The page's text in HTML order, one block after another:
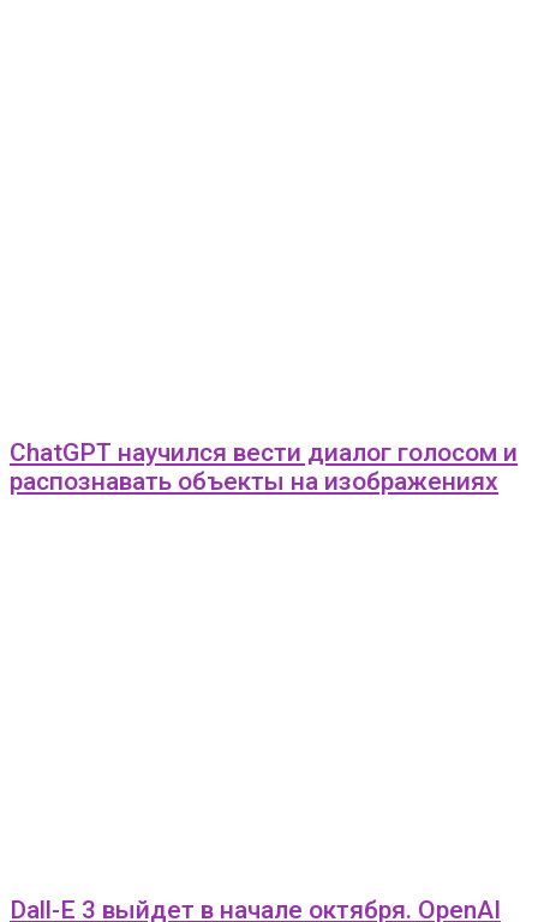
ChatGPT научился вести диалог голосом и
распознавать объекты на изображениях
Dall-E 3 выйдет в начале октября. OpenAI